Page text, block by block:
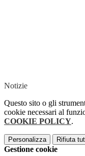
Notizie
Questo sito o gli
cookie necessari al
COOKIE POLICY.
Personalizza Rifiuta
Gestione cookie